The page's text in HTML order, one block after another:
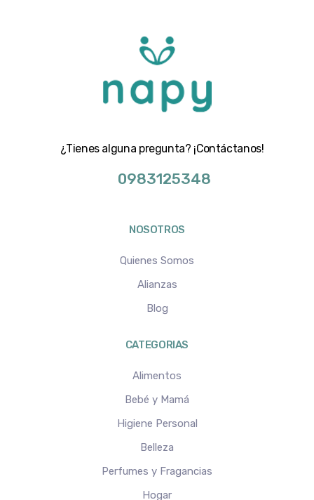
¿Tienes alguna pregunta? ¡Contáctanos!
0983125348
NOSOTROS
Quienes Somos
Alianzas
Blog
CATEGORIAS
Alimentos
Bebé y Mamá
Higiene Personal
Belleza
Perfumes y Fragancias
Hogar